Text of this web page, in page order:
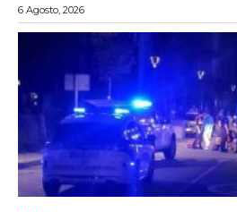
6 Agosto, 2026